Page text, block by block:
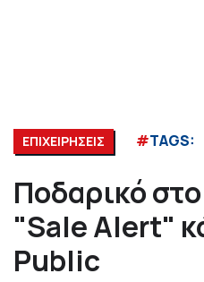
ΕΠΙΧΕΙΡΗΣΕΙΣ #TAGS:
Ποδαρικό
"Sale Alert"
Public